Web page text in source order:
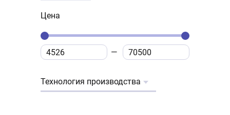
Цена
Технология производства